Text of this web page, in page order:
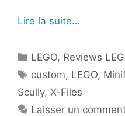
Lire la suite…
Catégories
LEGO, Reviews
Étiquettes
custom, LEGO,
Scully, X-Files
Laisser un